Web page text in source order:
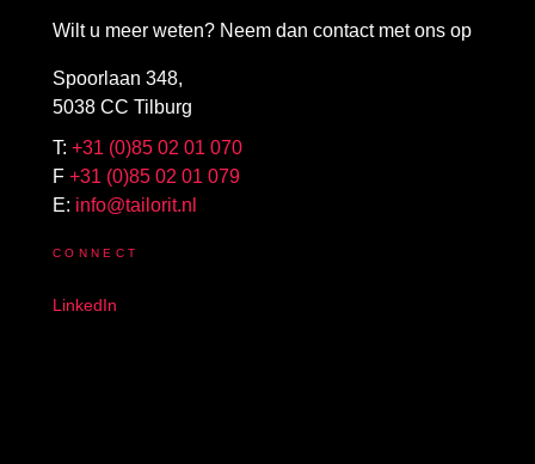
Wilt u meer weten? Neem dan contact met ons op
Spoorlaan 348,
5038 CC Tilburg
T: +31 (0)85 02 01 070
F +31 (0)85 02 01 079
E: info@tailorit.nl
CONNECT
LinkedIn